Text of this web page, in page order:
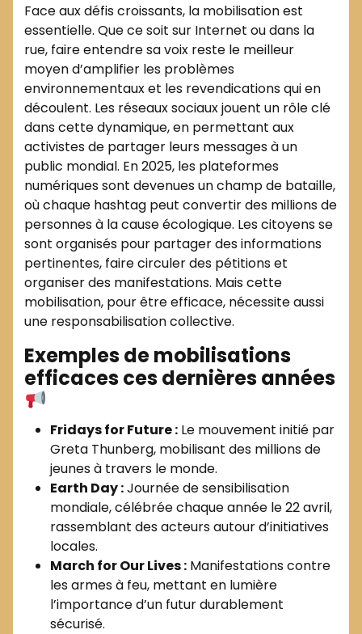
Face aux défis croissants, la mobilisation est
essentielle. Que ce soit sur Internet ou dans la
rue, faire entendre sa voix reste le meilleur
moyen d’amplifier les problèmes
environnementaux et les revendications qui en
découlent. Les réseaux sociaux jouent un rôle clé
dans cette dynamique, en permettant aux
activistes de partager leurs messages à un
public mondial. En 2025, les plateformes
numériques sont devenues un champ de bataille,
où chaque hashtag peut convertir des millions de
personnes à la cause écologique. Les citoyens se
sont organisés pour partager des informations
pertinentes, faire circuler des pétitions et
organiser des manifestations. Mais cette
mobilisation, pour être efficace, nécessite aussi
une responsabilisation collective.
Exemples de mobilisations
efficaces ces dernières années
Fridays for Future : Le mouvement initié par
Greta Thunberg, mobilisant des millions de
jeunes à travers le monde.
Earth Day :Journée de sensibilisation
mondiale, célébrée chaque année le 22 avril,
rassemblant des acteurs autour d’initiatives
locales.
March for Our Lives : Manifestations contre
les armes à feu, mettant en lumière
l’importance d’un futur durablement
sécurisé.